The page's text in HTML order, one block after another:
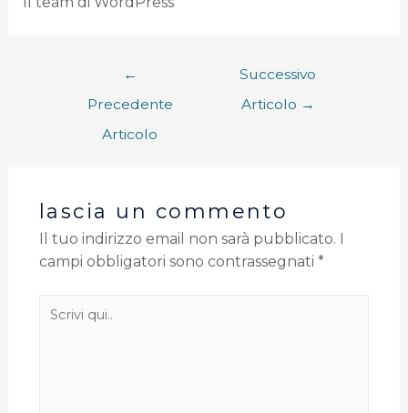
←
Precedente
Articolo
Successivo
Articolo →
lascia un commento
Il tuo indirizzo email non sarà pubblicato.
campi obbligatori sono contrassegnati *